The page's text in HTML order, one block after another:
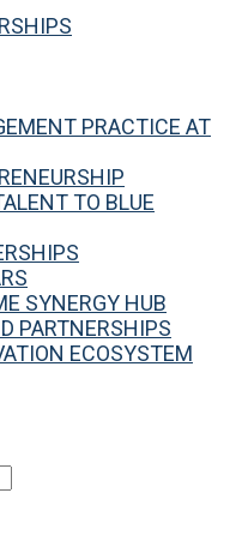
PRACTICE AT
TO BLUE
SYNERGY HUB
PARTNERSHIPS
ECOSYSTEM